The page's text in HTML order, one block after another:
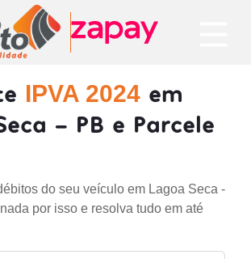
IPVA 2024 em
- PB e Parcele
do seu veículo em Lagoa Seca -
por isso e resolva tudo em até